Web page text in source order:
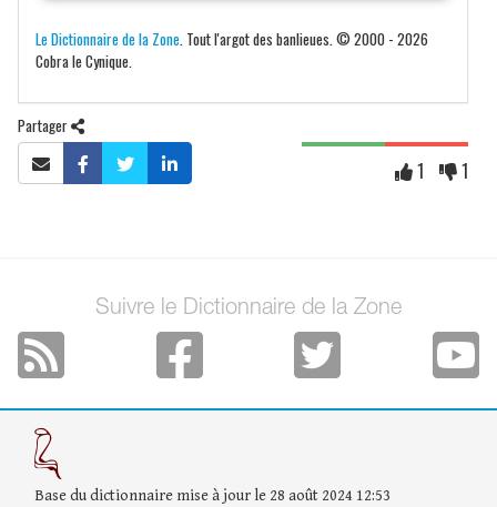
Le Dictionnaire de la Zone . Tout l'argot des banlieues. © 2000 - 2026
Cobra le Cynique.
Partager
1 1
Suivre le Dictionnaire de la Zone
Base du dictionnaire mise à jour le 28 août 2024 12:53